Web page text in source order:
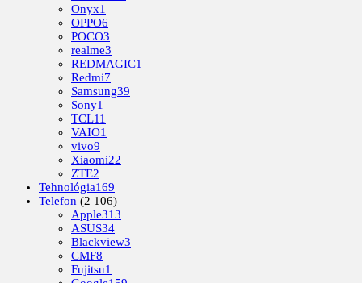
Onyx1
OPPO6
POCO3
realme3
REDMAGIC1
Redmi7
Samsung39
Sony1
TCL11
VAIO1
vivo9
Xiaomi22
ZTE2
Tehnológia169
Telefon (2 106)
Apple313
ASUS34
Blackview3
CMF8
Fujitsu1